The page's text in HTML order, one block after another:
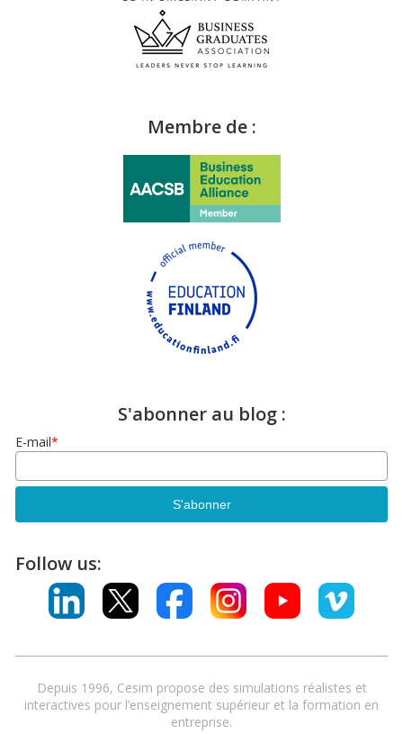
Membre de :
S'abonner au blog :
E-mail*
Follow us:
Depuis 1996, Cesim propose des simulations réalistes et
interactives pour l’enseignement supérieur et la formation en
entreprise.